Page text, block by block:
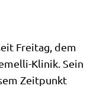
Frei­tag, dem
Kli­nik. Sein
Zeit­punkt